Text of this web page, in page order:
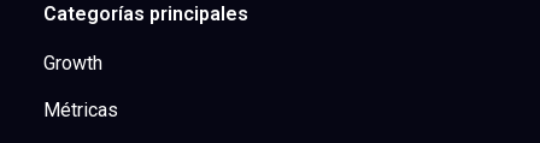
Categorías principales
Growth
Métricas